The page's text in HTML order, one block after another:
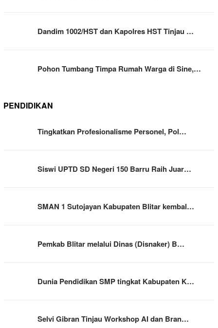
Dandim 1002/HST dan Kapolres HST Tinjau …
Pohon Tumbang Timpa Rumah Warga di Sine,…
PENDIDIKAN
Tingkatkan Profesionalisme Personel, Pol…
Siswi UPTD SD Negeri 150 Barru Raih Juar…
SMAN 1 Sutojayan Kabupaten Blitar kembal…
Pemkab Blitar melalui Dinas (Disnaker) B…
Dunia Pendidikan SMP tingkat Kabupaten K…
Selvi Gibran Tinjau Workshop AI dan Bran…